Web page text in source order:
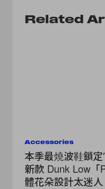
Related
Accessories
本季最燒波鞋鎖
新款 Dunk Low「
體花朵設計太迷人